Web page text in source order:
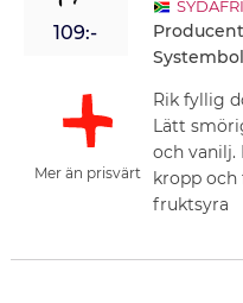
109:-
Mer än prisvärt
Rik fyllig
Lätt
och vanilj.
kropp och
fruktsyra